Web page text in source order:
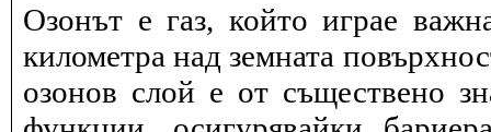
Озонът е газ, който играе
километра над земната
озонов слой е от съществено